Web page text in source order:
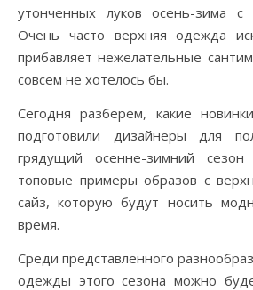
утонченных луков осень-зима
Очень часто верхняя одежда
прибавляет нежелательные
совсем не хотелось бы.
Сегодня разберем, какие
подготовили дизайнеры для
грядущий осенне-зимний сезон
топовые примеры образов с
сайз, которую будут носить
время.
Среди представленного
одежды этого сезона можно